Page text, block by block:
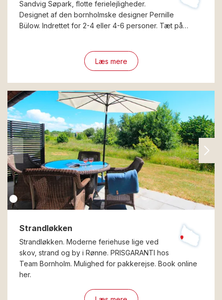
Sandvig Søpark, flotte ferielejligheder.
Designet af den bornholmske designer Pernille
Bülow. Indrettet for 2-4 eller 4-6 personer. Tæt på…
Læs mere
Strandløkken
Strandløkken. Moderne feriehuse lige ved
skov, strand og by i Rønne. PRISGARANTI hos
Team Bornholm. Mulighed for pakkerejse. Book online
her.